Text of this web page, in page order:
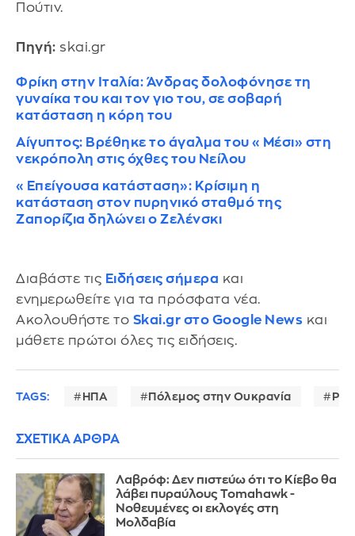
Πούτιν.
Πηγή: skai.gr
Φρίκη στην Ιταλία: Άνδρας δολοφόνησε τη
γυναίκα του και τον γιο του, σε σοβαρή
κατάσταση η κόρη του
Αίγυπτος: Βρέθηκε το άγαλμα του «Μέσι» στη
νεκρόπολη στις όχθες του Νείλου
«Επείγουσα κατάσταση»: Κρίσιμη η
κατάσταση στον πυρηνικό σταθμό της
Ζαπορίζια δηλώνει ο Ζελένσκι
Διαβάστε τις Ειδήσεις σήμερα και
ενημερωθείτε για τα πρόσφατα νέα.
Ακολουθήστε το Skai.gr στο Google News και
μάθετε πρώτοι όλες τις ειδήσεις.
TAGS: ΗΠΑ Πόλεμος στην Ουκρανία
ΣΧΕΤΙΚΑ ΑΡΘΡΑ
Λαβρόφ: Δεν πιστεύω ότι το Κίεβο θα
λάβει πυραύλους Tomahawk -
Νοθευμένες οι εκλογές στη
Μολδαβία